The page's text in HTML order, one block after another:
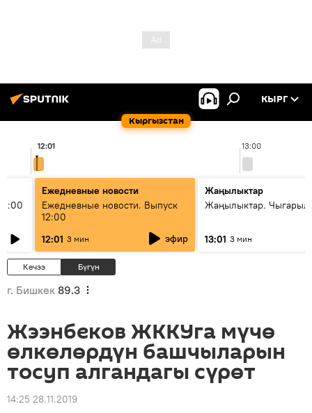
Кыргызстан
КЫРГ
13:00
12:01
Ежедневные новости
Ежедневные новости. Выпуск
12:00
12:01 3 мин эфир
Жаңылыктар
Жаңылыктар.
13:01 3 мин
Кечээ Бүгүн
г. Бишкек 89.3
Жээнбеков ЖККУга мүчө
өлкөлөрдүн башчыларын
тосуп алгандагы сүрөт
14:25 28.11.2019